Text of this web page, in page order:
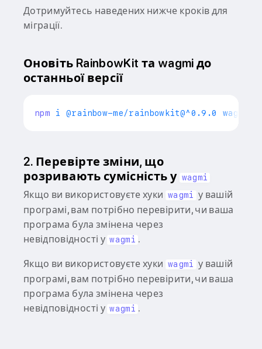
Дотримуйтесь наведених нижче кроків для
міграції.
Оновіть RainbowKit та wagmi до
останньої версії
npm
2. Перевірте зміни, що
розривають сумісність у wagmi
Якщо ви використовуєте хуки wagmi
у вашій
програмі, вам потрібно перевірити, чи ваша
програма була змінена через
невідповідності у wagmi .
Якщо ви використовуєте хуки wagmi
у вашій
програмі, вам потрібно перевірити, чи ваша
програма була змінена через
невідповідності у wagmi .